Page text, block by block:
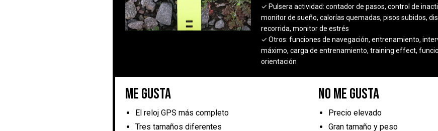
✓ Pulsera actividad: contador de pasos, control de
monitor de sueño, calorías quemadas, pisos subidos,
recorrida, monitor de estrés
✓ Otros: funciones de navegación, entrenamiento,
máximo, carga de entrenamiento, training effect,
orientación
Me gusta
El reloj GPS más completo
Tres tamaños diferentes
No me gusta
Precio elevado
Gran tamaño y peso